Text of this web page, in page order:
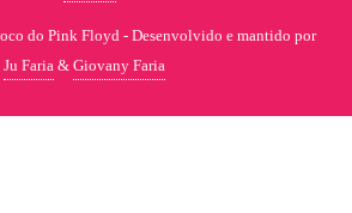
do Pink Floyd - Desenvolvido e mantido por
Ju Faria & Giovany Faria